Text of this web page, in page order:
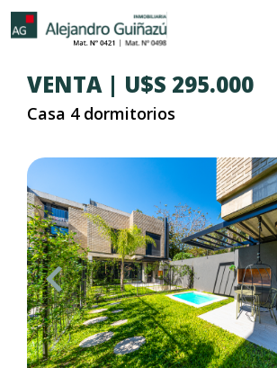
VENTA | U$S 295.000
Casa 4 dormitorios